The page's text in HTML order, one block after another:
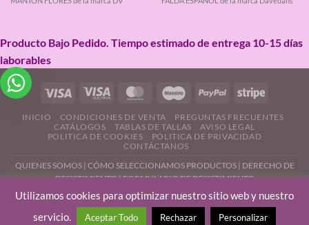
Producto Bajo Pedido. Tiempo estimado de entrega 10-15 días
laborables
INICIO CONDICIONES DE VENTA
PREGUNTAS FRECUENTES
CATÁLOGOS
TABLAS DE TALLAS
AVISO LEGAL
POLITICA DE COOKIES
POLITICA DE PRIVACIDAD
CONTÁCTANOS
QUIENES SOMOS| CÓMO SELECCIONAMOS PRODUCTOS| DERECHO DE
DESISTIMIENTO |FORMULARIO DE DESISTIMIENTO
Utilizamos cookies para optimizar nuestro sitio web y nuestro
servicio.
Aceptar Todo Rechazar Personalizar